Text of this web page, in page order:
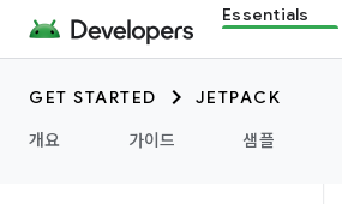
Essentials
GET STARTED
JETPACK
개요
가이드 샘플